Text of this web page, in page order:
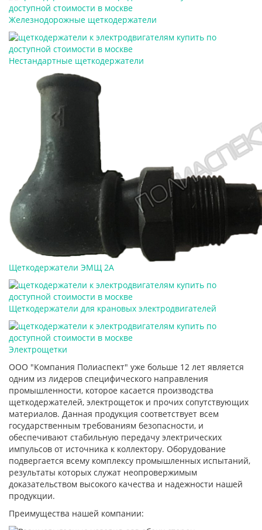
Железнодорожные щеткодержатели
Нестандартные щеткодержатели
Щеткодержатели ЭМЩ 2А
Щеткодержатели для крановых электродвигателей
Электрощетки
ООО "Компания Полиаспект" уже больше 12 лет является
одним из лидеров специфического направления
промышленности, которое касается производства
щеткодержателей, электрощеток и прочих сопутствующих
материалов. Данная продукция соответствует всем
государственным требованиям безопасности, и
обеспечивают стабильную передачу электрических
импульсов от источника к коллектору. Оборудование
подвергается всему комплексу промышленных испытаний,
результаты которых служат неопровержимым
доказательством высокого качества и надежности нашей
продукции.
Преимущества нашей компании: